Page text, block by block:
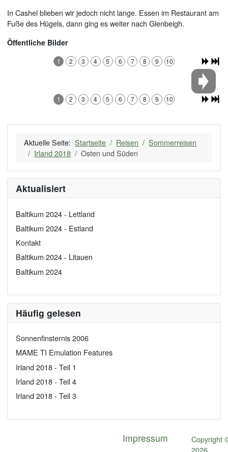
In Cashel blieben wir jedoch nicht lange. Essen im Restaurant am
Fuße des Hügels, dann ging es weiter nach Glenbeigh.
Öffentliche Bilder
1 2 3 4 5 6 7 8 9 10
1 2 3 4 5 6 7 8 9 10
Aktuelle Seite:Startseite Reisen
Sommerreisen
Irland 2018
Osten und Süden
Aktualisiert
Baltikum 2024 - Lettland
Baltikum 2024 - Estland
Kontakt
Baltikum 2024 - Litauen
Baltikum 2024
Häufig gelesen
Sonnenfinsternis 2006
MAME TI Emulation Features
Irland 2018 - Teil 1
Irland 2018 - Teil 4
Irland 2018 - Teil 3
Impressum
Copyright
2026